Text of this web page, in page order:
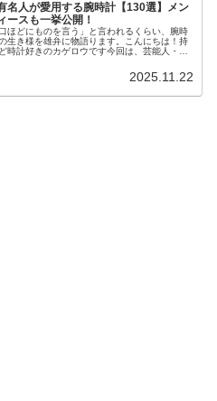
名人が愛用する腕時計【130選】メン
ースも一挙公開！
口ほどにものを言う」と言われるくらい、腕時
生き様を雄弁に物語ります。こんにちは！持
時計好きのカゲロウです今回は、芸能人・有
2025.11.22